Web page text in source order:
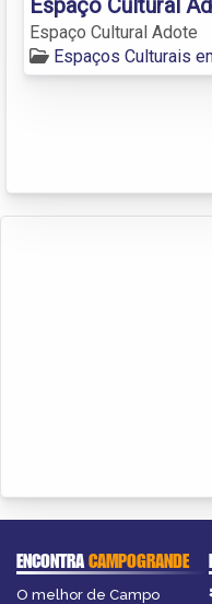
Espaço Cultural Adote
Espaços Culturais
ENCONTRACAMPOGRANDE
O melhor de Campo